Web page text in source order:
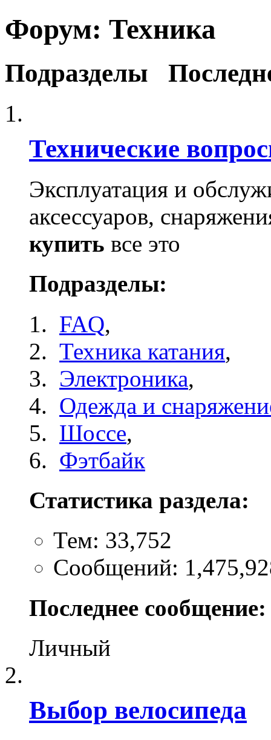
Форум: Техника
Подразделы
Технические
Эксплуатация и
аксессуаров,
купить все это
Подразделы:
FAQ,
Техника катания,
Электроника,
Одежда и
Шоссе,
Фэтбайк
Статистика раздела:
Тем: 33,752
Сообщений:
Последнее сообщение:
Личный
Выбор велосипеда